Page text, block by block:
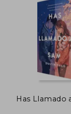
Has Llamado